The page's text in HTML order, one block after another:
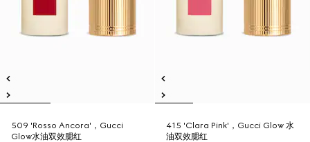
509 'Rosso Ancora'，Gucci
Glow水油双效腮红
415 'Clara Pink'，Gucci Glow 水
油双效腮红